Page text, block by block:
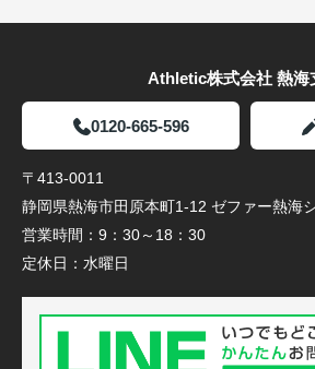
Athletic株式会社 熱海
0120-665-596
〒413-0011
静岡県熱海市田原本町1-12 ゼファー熱海
営業時間： 9：30～18：30
定休日： 水曜日